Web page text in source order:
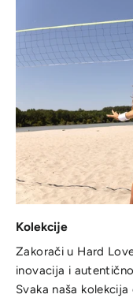
Kolekcije
Zakorači u Hard
inovacija i
Svaka naša